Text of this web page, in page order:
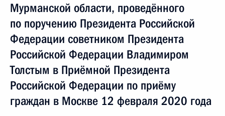
Мурманской области, проведённого
по поручению Президента Российской
Федерации советником Президента
Российской Федерации Владимиром
Толстым в Приёмной Президента
Российской Федерации по приёму
граждан в Москве 12 февраля 2020 года